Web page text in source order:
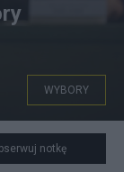
za ważne,
WYBORY
notkę